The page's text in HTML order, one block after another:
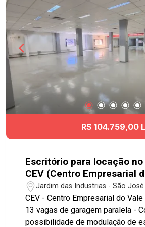
construída com isolamento de
- Habite-se e AVCB vigentes* Elétrica: - 1 trafo
de 1000KVA de 13.2KV para 440
transformador de 750KVA de
1 subestação que atende o prédio 7 Combate
incêndio*: - Hidrantes - Sprinklers
incêndio - Sistema de incêndio
com layout atual * Sujeito a
conforme uso da ocupação Condomínio e IPTU
incluso no aluguel Agende já sua visita!!
#imobiliaria #geraçãoimóveis
R$ 104.759,00 L
Escritório para locação
CEV (Centro Empresarial
3.428,00 - No bairro
Industrias - SJC
Jardim das Industrias - São
CEV - Centro Empresarial do
13 vagas de garagem paralela - Com
possibilidade de modulação de